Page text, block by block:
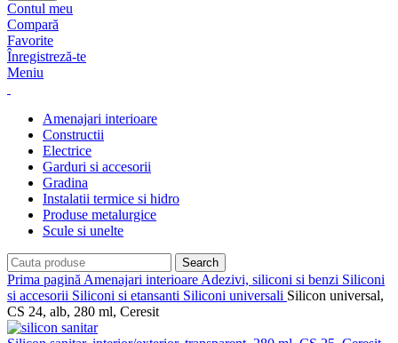
Contul meu
Compară
Favorite
Înregistreză-te
Meniu
Amenajari interioare
Constructii
Electrice
Garduri si accesorii
Gradina
Instalatii termice si hidro
Produse metalurgice
Scule si unelte
Search
Prima pagină Amenajari interioare Adezivi, siliconi si benzi Siliconi
si accesorii Siliconi si etansanti Siliconi universali Silicon universal,
CS 24, alb, 280 ml, Ceresit